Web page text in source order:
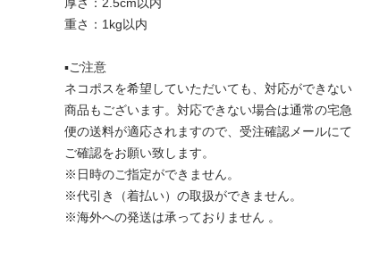
重さ：1kg以内
▪︎ご注意
ネコポスを希望していただいても、対応ができない
商品もございます。対応できない場合は通常の宅急
便の送料が適応されますので、受注確認メールにて
ご確認をお願い致します。
※日時のご指定ができません。
※代引き（着払い）の取扱ができません。
※海外への発送は承っておりません 。